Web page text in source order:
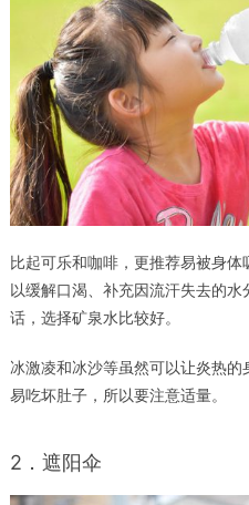
比起可乐和咖啡，更推荐易被身
以缓解口渴、补充因流汗失去的
话，选择矿泉水比较好。
冰激凌和冰沙等虽然可以让炎热
易吃坏肚子，所以要注意适量。
2．遮阳伞